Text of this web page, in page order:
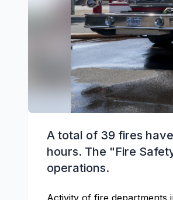
A total of 39 fires
hours. The "Fire
operations.
Activity of fire departments